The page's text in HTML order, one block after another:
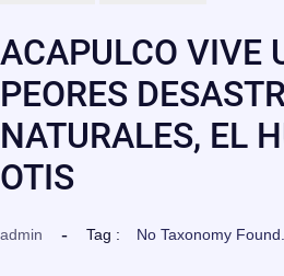
ACAPULCO VIVE
PEORES
NATURALES, EL
OTIS
admin Tag : No Taxonomy Found.